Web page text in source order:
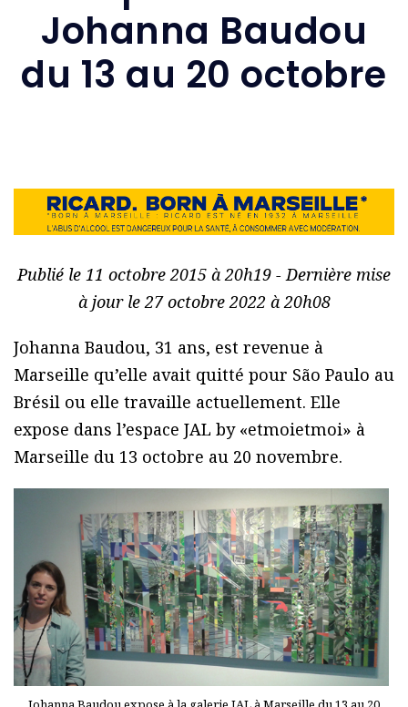
Johanna Baudou
du 13 au 20 octobre
Publié le 11 octobre 2015 à 20h19 - Dernière mise
à jour le 27 octobre 2022 à 20h08
Johanna Baudou, 31 ans, est revenue à
Marseille qu’elle avait quitté pour São Paulo au
Brésil ou elle travaille actuellement. Elle
expose dans l’espace JAL by «etmoietmoi» à
Marseille du 13 octobre au 20 novembre.